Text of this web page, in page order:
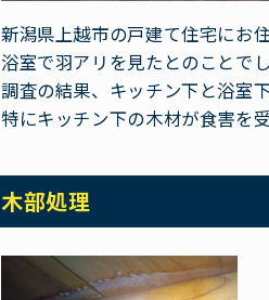
新潟県上越市の戸建て住宅にお
浴室で羽アリを見たとのことでし
調査の結果、キッチン下と浴室
特にキッチン下の木材が食害を
木部処理